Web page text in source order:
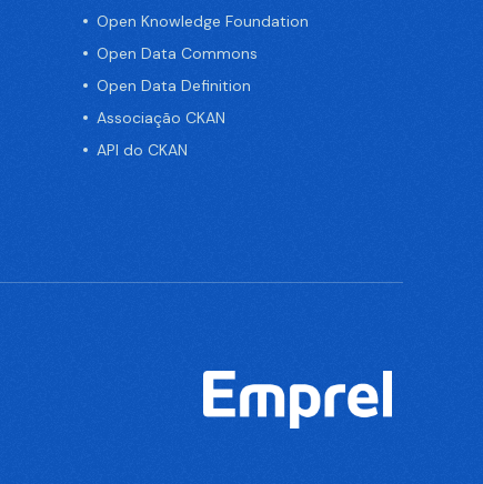
Open Knowledge Foundation
Open Data Commons
Open Data Definition
Associação CKAN
API do CKAN